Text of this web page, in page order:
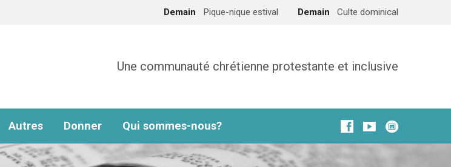
Demain Pique-nique estival Demain Culte dominical
Une communauté chrétienne protestante et inclusive
Autres Donner Qui sommes-nous?